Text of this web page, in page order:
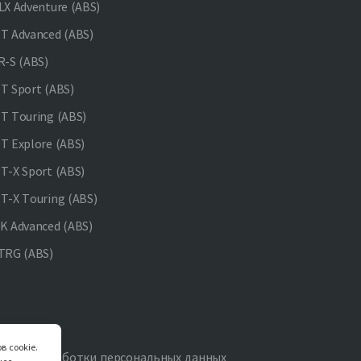
Adventure (ABS)
Advanced (ABS)
S (ABS)
Sport (ABS)
Touring (ABS)
Explore (ABS)
X Sport (ABS)
X Touring (ABS)
Advanced (ABS)
(ABS)
обработки персональных данных
cookie.